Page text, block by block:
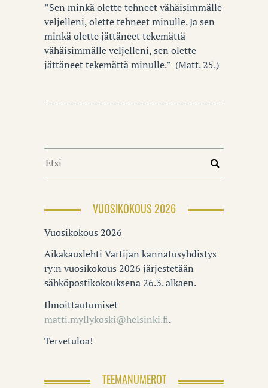
”Sen minkä olette tehneet vähäisimmälle
veljelleni, olette tehneet minulle. Ja sen
minkä olette jättäneet tekemättä
vähäisimmälle veljelleni, sen olette
jättäneet tekemättä minulle.” (Matt. 25.)
VUOSIKOKOUS 2026
Vuosikokous 2026
Aikakauslehti Vartijan kannatusyhdistys
ry:n vuosikokous 2026 järjestetään
sähköpostikokouksena 26.3. alkaen.
Ilmoittautumiset
matti.myllykoski@helsinki.fi.
Tervetuloa!
TEEMANUMEROT